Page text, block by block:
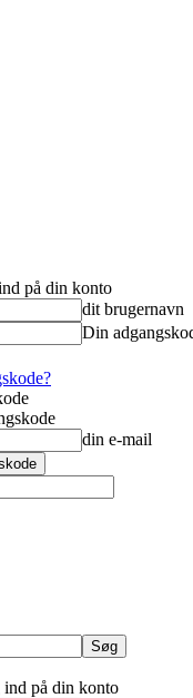
på din konto
dit brugernavn
Din
din e-mail
på din konto